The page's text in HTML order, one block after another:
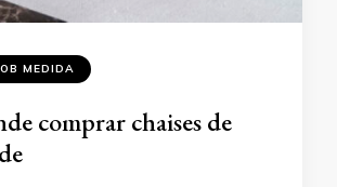
MEDIDA
comprar chaises de